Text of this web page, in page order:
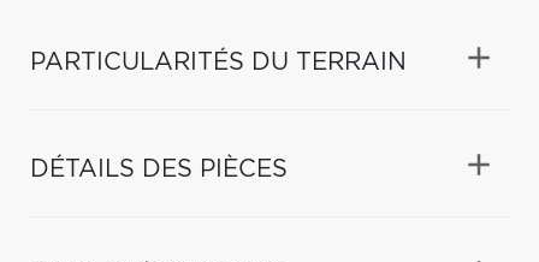
PARTICULARITÉS DU TERRAIN
DÉTAILS DES PIÈCES